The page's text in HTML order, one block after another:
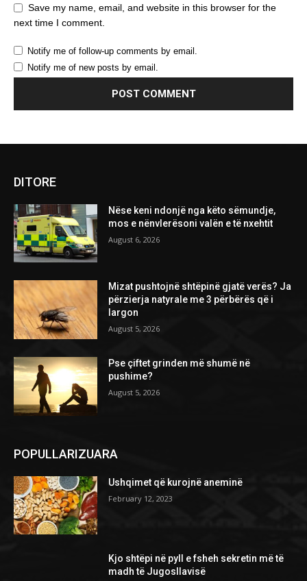
Save my name, email, and website in this browser for the
next time I comment.
Notify me of follow-up comments by email.
Notify me of new posts by email.
DITORE
Nëse keni ndonjë nga këto sëmundje,
mos e nënvlerësoni valën e të nxehtit
August 6, 2026
Mizat pushtojnë shtëpinë gjatë verës? Ja
përzierja natyrale me 3 përbërës që i
largon
August 5, 2026
Pse çiftet grinden më shumë në
pushime?
August 5, 2026
POPULLARIZUARA
Ushqimet që kurojnë aneminë
February 12, 2023
Kjo shtëpi në pyll e fsheh sekretin më të
madh të Jugosllavisë